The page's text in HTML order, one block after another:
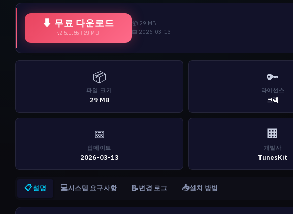
⬇ 무료 다운로드
v2.5.0.56 | 29 MB
📦 29 MB
📅 2026-03-13
📦
파일 크기
29 MB
🔑
라이선스
크랙
📅
업데이트
2026-03-13
🏢
개발사
TunesKit
📋설명 💻시스템 요구사항 📝변경 로그 📥설치 방법